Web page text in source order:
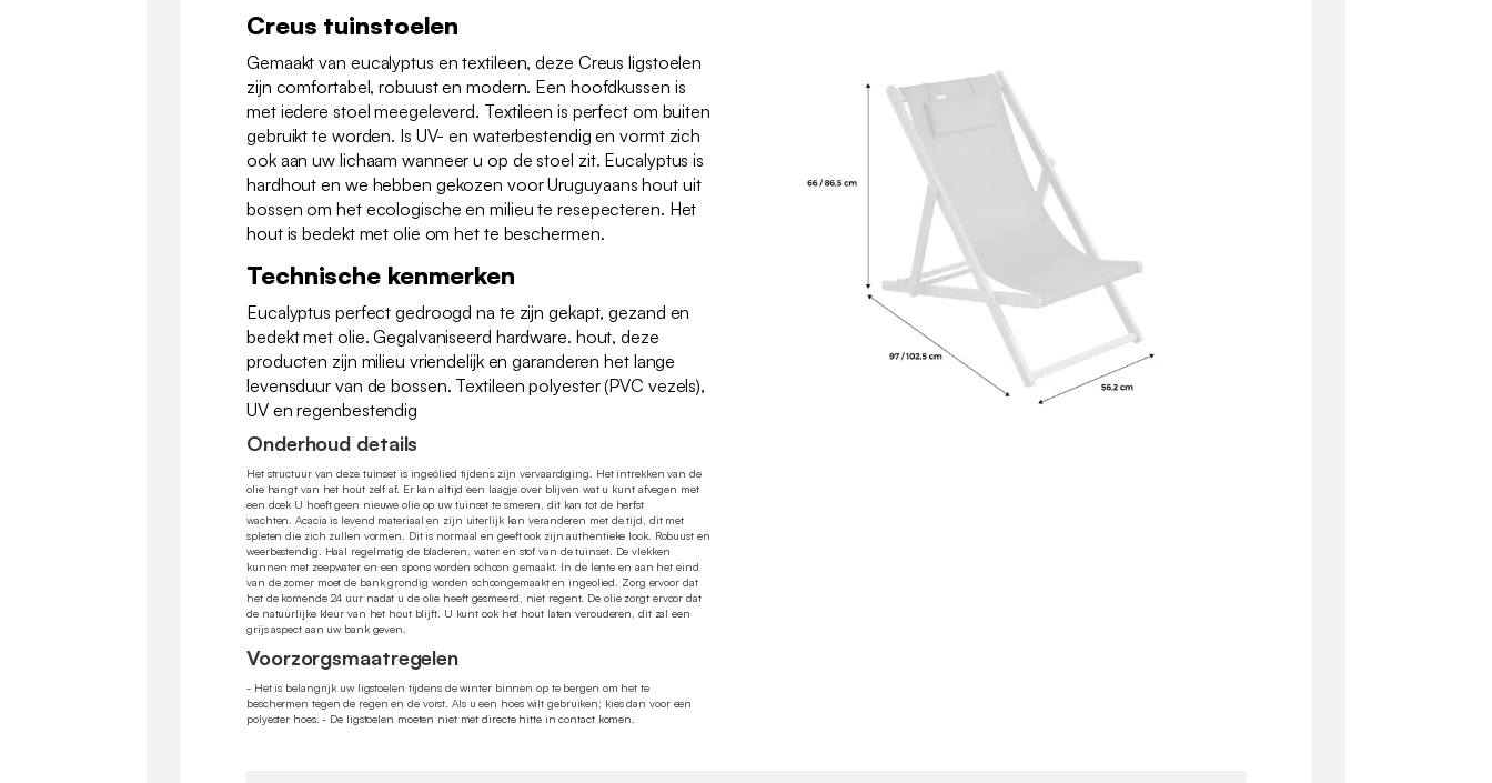
Creus tuinstoelen
Gemaakt van eucalyptus en textileen, deze Creus ligstoelen
zijn comfortabel, robuust en modern. Een hoofdkussen is
met iedere stoel meegeleverd. Textileen is perfect om buiten
gebruikt te worden. Is UV- en waterbestendig en vormt zich
ook aan uw lichaam wanneer u op de stoel zit. Eucalyptus is
hardhout en we hebben gekozen voor Uruguyaans hout uit
bossen om het ecologische en milieu te resepecteren. Het
hout is bedekt met olie om het te beschermen.
Technische kenmerken
Eucalyptus perfect gedroogd na te zijn gekapt, gezand en
bedekt met olie. Gegalvaniseerd hardware. hout, deze
producten zijn milieu vriendelijk en garanderen het lange
levensduur van de bossen. Textileen polyester (PVC vezels),
UV en regenbestendig
Onderhoud details
Het structuur van deze tuinset is ingeölied tijdens zijn vervaardiging. Het intrekken van de
olie hangt van het hout zelf af. Er kan altijd een laagje over blijven wat u kunt afvegen met
een doek U hoeft geen nieuwe olie op uw tuinset te smeren, dit kan tot de herfst
wachten. Acacia is levend materiaal en zijn uiterlijk kan veranderen met de tijd, dit met
spleten die zich zullen vormen. Dit is normaal en geeft ook zijn authentieke look. Robuust en
weerbestendig. Haal regelmatig de bladeren, water en stof van de tuinset. De vlekken
kunnen met zeepwater en een spons worden schoon gemaakt. In de lente en aan het eind
van de zomer moet de bank grondig worden schoongemaakt en ingeolied. Zorg ervoor dat
het de komende 24 uur nadat u de olie heeft gesmeerd, niet regent. De olie zorgt ervoor dat
de natuurlijke kleur van het hout blijft. U kunt ook het hout laten verouderen, dit zal een
grijs aspect aan uw bank geven.
Voorzorgsmaatregelen
- Het is belangrijk uw ligstoelen tijdens de winter binnen op te bergen om het te
beschermen tegen de regen en de vorst. Als u een hoes wilt gebruiken; kies dan voor een
polyester hoes. - De ligstoelen moeten niet met directe hitte in contact komen.